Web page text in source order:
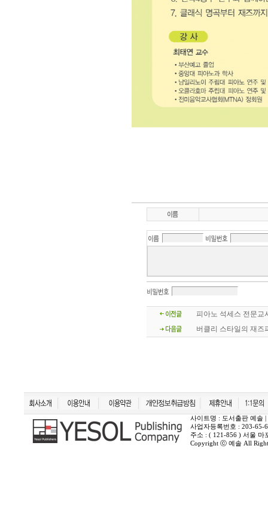
피아노 석세스 전문교
버클리 스타일의 재즈
사이트명 : 도서출판 예솔
사업자등록번호 : 203-65-
주소 : ( 121-856 ) 서울 마
Copyright ⓒ 예솔 All